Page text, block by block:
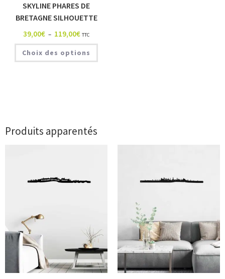
SKYLINE PHARES DE
BRETAGNE SILHOUETTE
39,00€ – 119,00€ TTC
Choix des options
Produits apparentés